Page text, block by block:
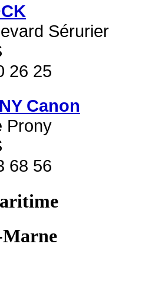
Sérurier
26 25
Canon
Prony
68 56
Marne